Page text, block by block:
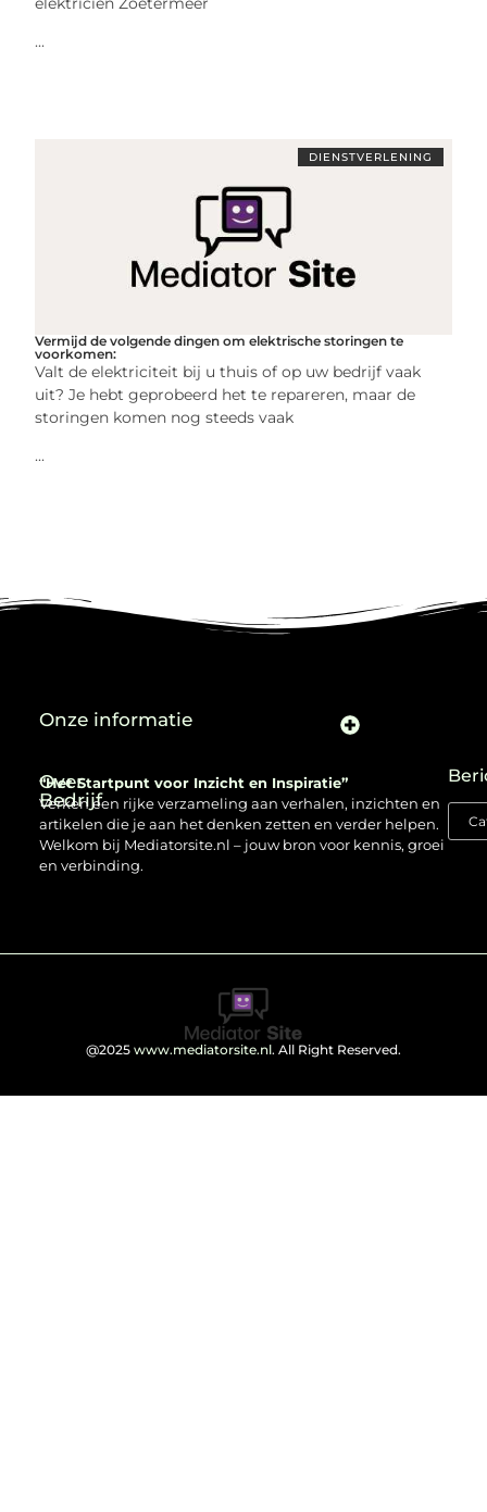
...
DIENSTVERLENING
Vermijd de volgende dingen om elektrische storingen te
voorkomen:
Valt de elektriciteit bij u thuis of op uw bedrijf vaak
uit? Je hebt geprobeerd het te repareren, maar de
storingen komen nog steeds vaak
...
Over
Bedrijf
“Het Startpunt voor Inzicht en Inspiratie”
Verken een rijke verzameling aan verhalen, inzichten en
artikelen die je aan het denken zetten en verder helpen.
Welkom bij Mediatorsite.nl – jouw bron voor kennis, groei
en verbinding.
Onze informatie
@2025 www.mediatorsite.nl. All Right Reserved.